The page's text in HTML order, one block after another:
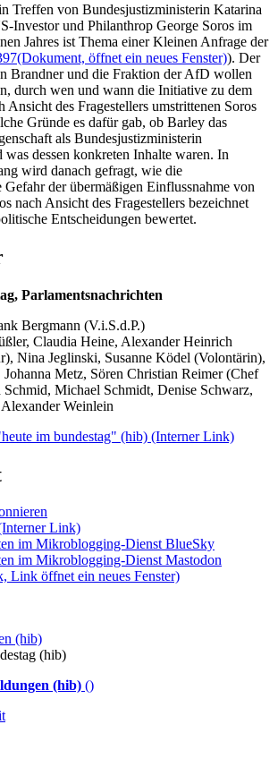
Treffen von Bundesjustizministerin Katarina
Investor und Philanthrop George Soros im
Jahres ist Thema einer Kleinen Anfrage der
(Dokument, öffnet ein neues Fenster)). Der
Brandner und die Fraktion der AfD wollen
durch wen und wann die Initiative zu dem
Ansicht des Fragestellers umstrittenen Soros
Gründe es dafür gab, ob Barley das
als Bundesjustizministerin
dessen konkreten Inhalte waren. In
wird danach gefragt, wie die
Gefahr der übermäßigen Einflussnahme von
nach Ansicht des Fragestellers bezeichnet
Entscheidungen bewertet.
Parlamentsnachrichten
Bergmann (V.i.S.d.P.)
Claudia Heine, Alexander Heinrich
Nina Jeglinski, Susanne Ködel (Volontärin),
Metz, Sören Christian Reimer (Chef
Michael Schmidt, Denise Schwarz,
Weinlein
im bundestag" (hib) (Interner Link)
Link)
im Mikroblogging-Dienst BlueSky
im Mikroblogging-Dienst Mastodon
Link öffnet ein neues Fenster)
(hib)
(hib)
(hib) ()